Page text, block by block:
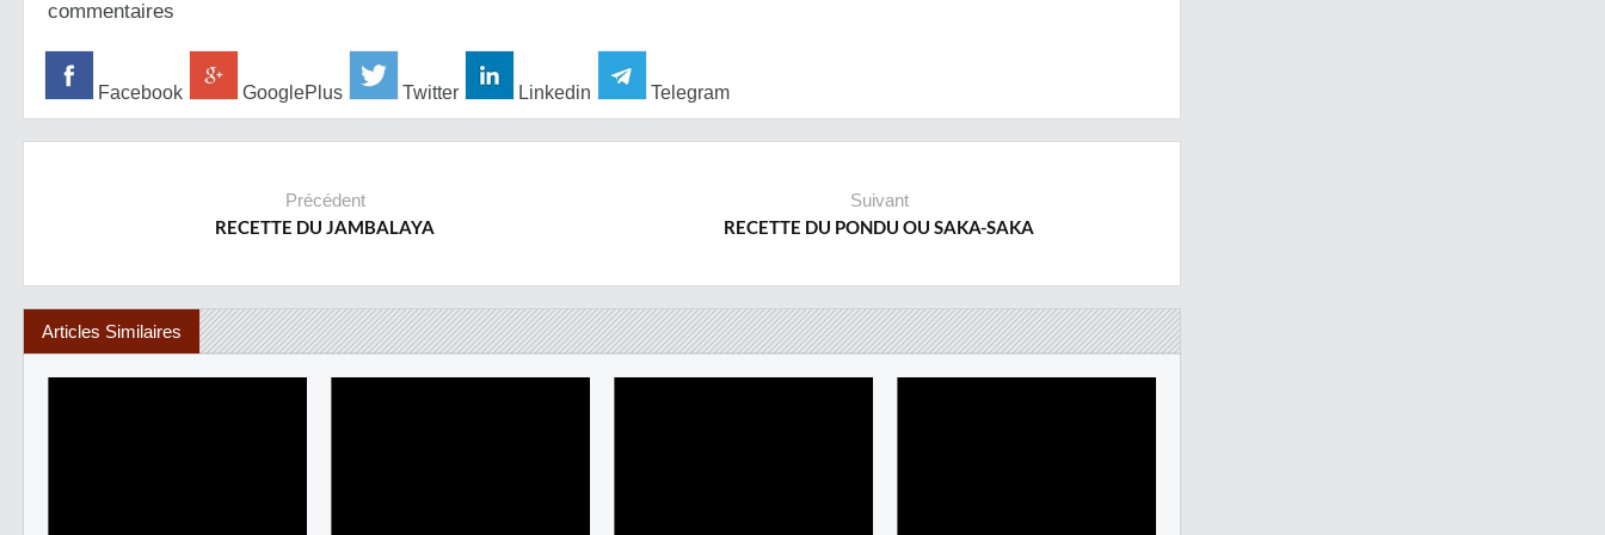
commentaires
Facebook GooglePlus Twitter Linkedin Telegram
Précédent
RECETTE DU JAMBALAYA
Suivant
RECETTE DU PONDU OU SAKA-SAKA
Articles Similaires